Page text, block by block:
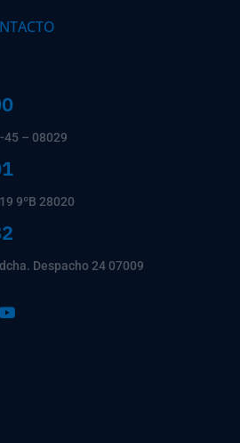
45 – 08029
9ºB 28020
Despacho 24 07009